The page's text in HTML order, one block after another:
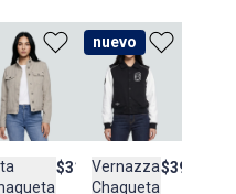
corto No usar cloro
No usar secadora
$317.900
nuevo
Vernazza
Chaqueta
$391.900